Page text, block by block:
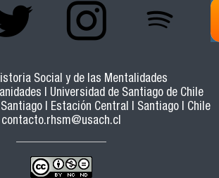
Social y de las Mentalidades
| Universidad de Santiago de Chile
| Estación Central | Santiago | Chile
contacto.rhsm@usach.cl